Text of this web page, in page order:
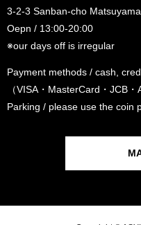
3-2-3 Sanban-cho
Oepn / 13:00-20:00
※our days off is irregular
Payment methods / cash,
（VISA・MasterCard・JCB
Parking / please use the coin